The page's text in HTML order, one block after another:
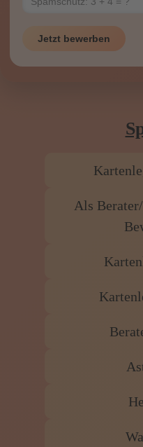
Jetzt bewerben
Als